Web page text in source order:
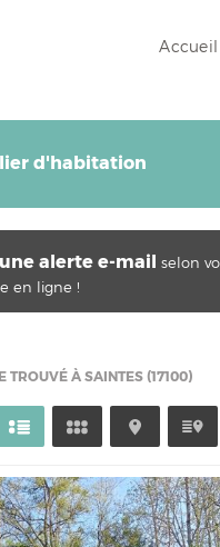
Accueil
d'habitation
alerte e-mail selon
en ligne !
TROUVÉ À SAINTES (17100)